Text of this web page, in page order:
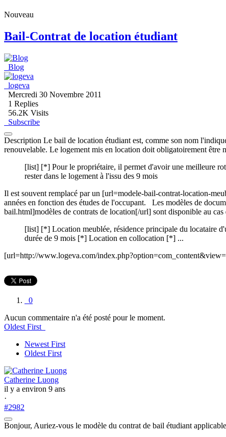
Nouveau
Bail-Contrat de location étudiant
Blog
logeva
Mercredi 30 Novembre 2011
1 Replies
56.2K Visits
Subscribe
Description Le bail de location étudiant est, comme son nom
renouvelable. Le logement mis en location doit obligatoirement être
[list] [*] Pour le propriétaire, il permet d'avoir une meilleure
rester dans le logement à l'issu des 9 mois
Il est souvent remplacé par un [url=modele-bail-contrat-location-
années en fonction des études de l'occupant. Les modèles de
bail.html]modèles de contrats de location[/url] sont disponible au
[list] [*] Location meublée, résidence principale du locataire
durée de 9 mois [*] Location en collocation [*] ...
[url=http://www.logeva.com/
0
Aucun commentaire n'a été posté pour le moment.
Oldest First
Newest First
Oldest First
Catherine Luong
il y a environ 9 ans
·
#2982
Bonjour, Auriez-vous le modèle du contrat de bail étudiant